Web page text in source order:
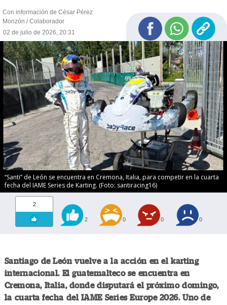
Con información de César Pérez
Monzón / Colaborador
02 de julio de 2026, 20:31
“Santi” de León se encuentra en Cremona, Italia, para competir en la cuarta
fecha del IAME Series de Karting. (Foto: santiracing16)
2
2 0 0 0
Santiago de León vuelve a la acción en el karting
internacional. El guatemalteco se encuentra en
Cremona, Italia, donde disputará el próximo domingo,
la cuarta fecha del IAME Series Europe 2026. Uno de